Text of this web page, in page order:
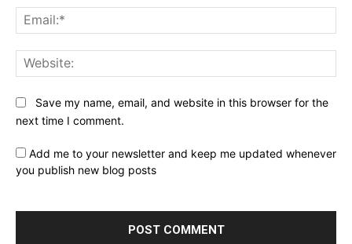
Save my name, email, and website in this browser for the
next time I comment.
Add me to your newsletter and keep me updated whenever
you publish new blog posts